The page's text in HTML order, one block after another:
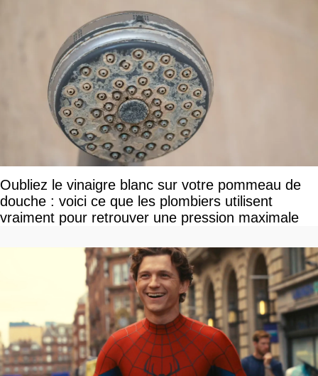
Oubliez le vinaigre blanc sur votre pommeau de
douche : voici ce que les plombiers utilisent
vraiment pour retrouver une pression maximale